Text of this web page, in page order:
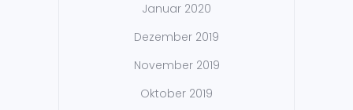
Januar 2020
Dezember 2019
November 2019
Oktober 2019